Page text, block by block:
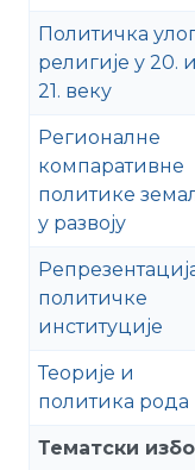
Политичка
религије у 20. и
21. веку
Регионалне
компаративне
политике
у развоју
политичке
институције
Теорије и
политика рода
Тематски